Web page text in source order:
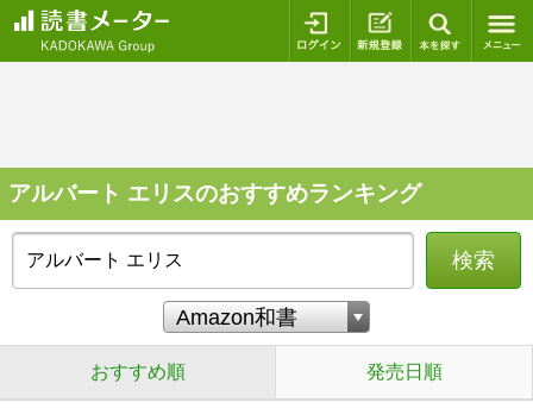
ログイン 新規登録
アルバート エリスのおすすめランキング
検索
おすすめ順 発売日順